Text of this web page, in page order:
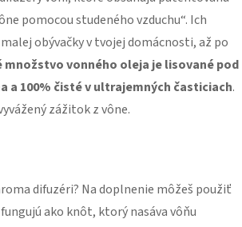
pomocou studeného vzduchu“. Ich
obývačky v tvojej domácnosti, až po
množstvo vonného oleja je lisované pod
a 100% čisté v ultrajemných časticiach.
zážitok z vône.
difuzéri? Na doplnenie môžeš použiť
ako knôt, ktorý nasáva vôňu